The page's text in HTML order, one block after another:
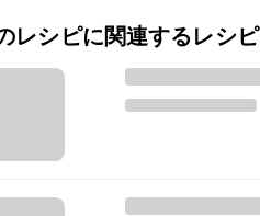
レシピに関連するレシピ